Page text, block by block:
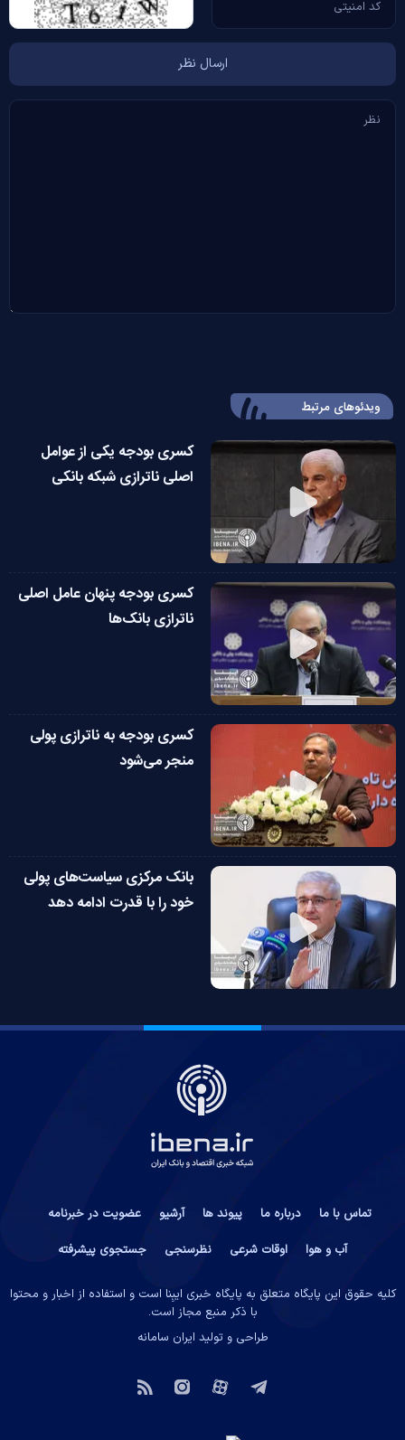
ویدئوهای مرتبط
کسری بودجه یکی از عوامل
اصلی ناترازی شبکه بانکی
کسری بودجه پنهان عامل اصلی
ناترازی بانک‌ها
کسری بودجه به ناترازی پولی
منجر می‌شود
بانک مرکزی سیاست‌های پولی
خود را با قدرت ادامه دهد
تماس با ما درباره ما پیوند ها آرشیو
عضویت در خبرنامه
آب و هوا
اوقات شرعی نظرسنجی جستجوی پیشرفته
کلیه حقوق این پایگاه متعلق به پایگاه خبری ایبِنا است و استفاده از اخبار و محتوا
با ذکر منبع مجاز است.
طراحی و تولید ایران سامانه